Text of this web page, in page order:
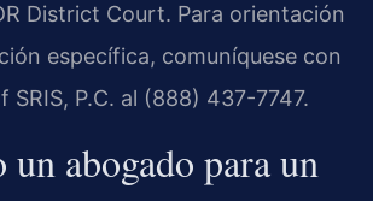
District Court. Para orientación
específica, comuníquese con
SRIS, P.C. al (888) 437-7747.
un abogado para un